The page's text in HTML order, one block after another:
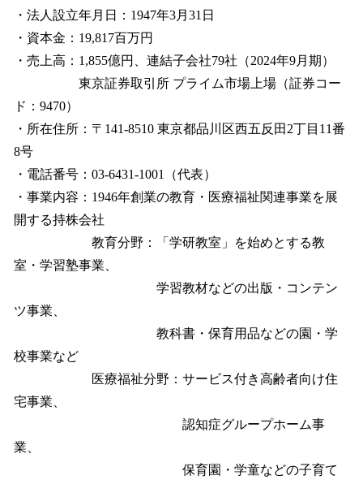
・法人設立年月日：1947年3月31日
・資本金：19,817百万円
・売上高：1,855億円、連結子会社79社（2024年9月期）
東京証券取引所 プライム市場上場（証券コー
ド：9470）
・所在住所：〒141-8510 東京都品川区西五反田2丁目11番
8号
・電話番号：03-6431-1001（代表）
・事業内容：1946年創業の教育・医療福祉関連事業を展
開する持株会社
教育分野：「学研教室」を始めとする教
室・学習塾事業、
学習教材などの出版・コンテン
ツ事業、
教科書・保育用品などの園・学
校事業など
医療福祉分野：サービス付き高齢者向け住
宅事業、
認知症グループホーム事
業、
保育園・学童などの子育て